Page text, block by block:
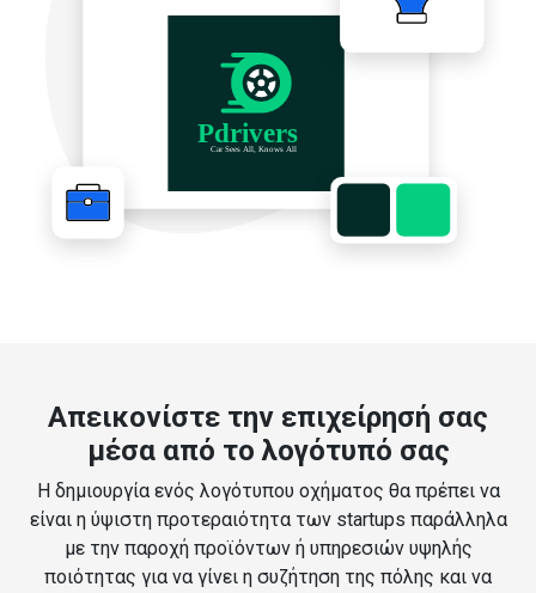
Απεικονίστε την επιχείρησή σας
μέσα από το λογότυπό σας
Η δημιουργία ενός λογότυπου οχήματος θα πρέπει να
είναι η ύψιστη προτεραιότητα των startups παράλληλα
με την παροχή προϊόντων ή υπηρεσιών υψηλής
ποιότητας για να γίνει η συζήτηση της πόλης και να